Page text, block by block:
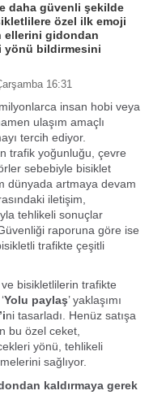
daha güvenli şekilde
özel ilk emoji
ellerini gidondan
yönü bildirmesini
16:31
insan hobi veya
ulaşım amaçlı
tercih ediyor.
trafik yoğunluğu, çevre
sebebiyle bisiklet
dünyada artmaya devam
iletişim,
tehlikeli sonuçlar
raporuna göre ise
trafikte çeşitli
bisikletlilerin trafikte
Yolu paylaş’ yaklaşımı
ni tasarladı. Henüz satışa
bu özel ceket,
yönü, tehlikeli
sağlıyor.
kaldırmaya gerek